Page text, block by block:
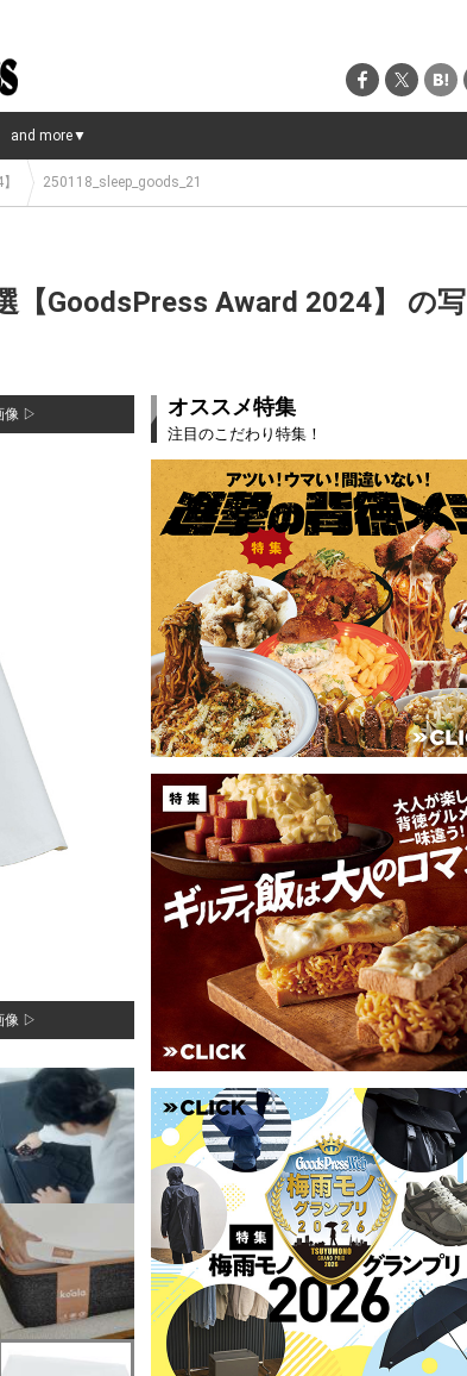
and more▼
250118_sleep_goods_21
【GoodsPress Award 2024】 の写
像 ▷
像 ▷
オススメ特集
注目のこだわり特集！